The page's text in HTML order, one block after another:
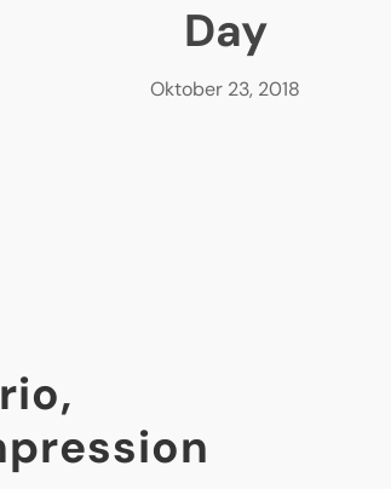
Day
Oktober 23, 2018